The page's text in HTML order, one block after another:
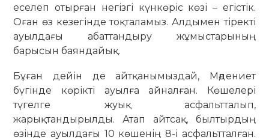
еселеп отырған негізгі күнкөріс көзі – егістік.
Оған өз кезегінде тоқталамыз. Алдымен тіректі
ауылдағы абаттандыру жұмыстарының
барысын баяндайық.
Бұған дейін де айтқанымыздай, Мәдениет
бүгінде көрікті ауылға айналған. Көшелері
түгелге жуық асфальтталып,
жарықтандырылды. Атап айтсақ, былтырдың
өзінде ауылдағы 10 көшенің 8-і асфальтталған.